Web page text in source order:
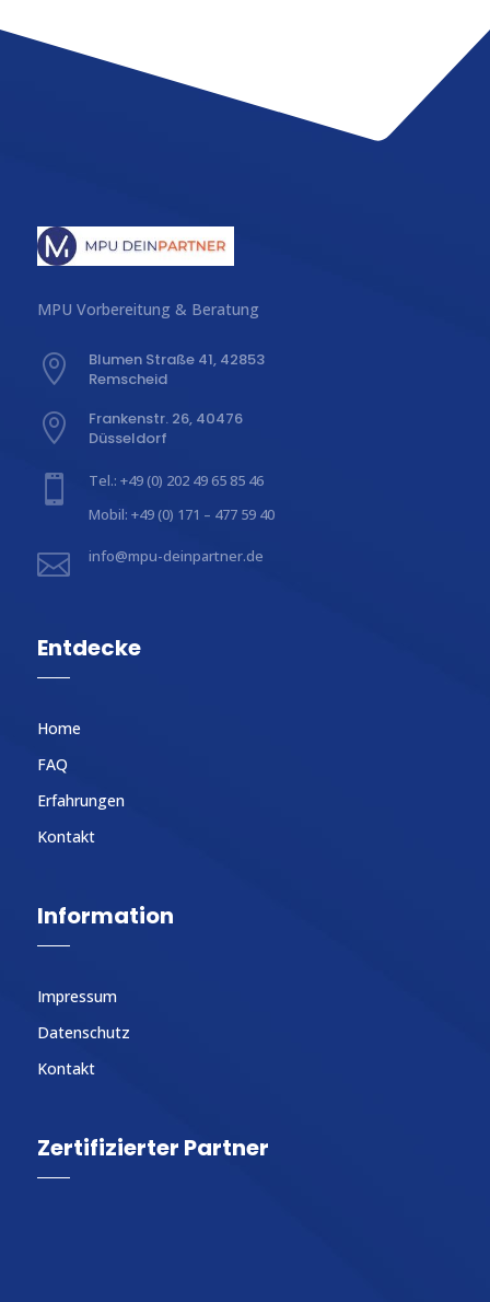
MPU Vorbereitung & Beratung

Blumen Straße 41, 42853
Remscheid

Frankenstr. 26, 40476
Düsseldorf

Tel.: +49 (0) 202 49 65 85 46
Mobil: +49 (0) 171 – 477 59 40
 info@mpu-deinpartner.de
Entdecke
Home
FAQ
Erfahrungen
Kontakt
Information
Impressum
Datenschutz
Kontakt
Zertifizierter Partner